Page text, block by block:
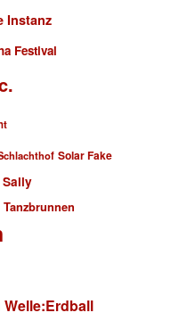
Instanz
Festival
Solar Fake
Sally
Tanzbrunnen
Welle:Erdball